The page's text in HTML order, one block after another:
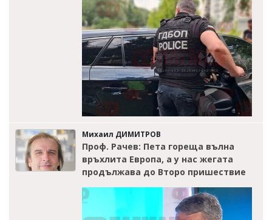
Михаил ДИМИТРОВ
Проф. Рачев: Пета гореща вълна
връхлита Европа, а у нас жегата
продължава до Второ пришествие